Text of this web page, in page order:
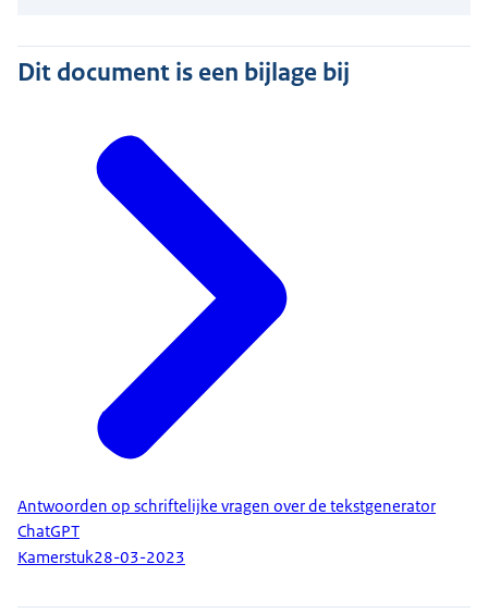
Dit document is een bijlage bij
Antwoorden op schriftelijke vragen over de tekstgenerator
ChatGPT
Kamerstuk28-03-2023